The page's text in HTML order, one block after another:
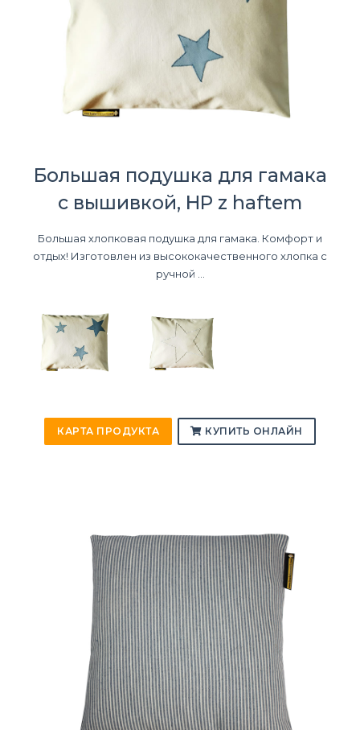
Большая подушка для гамака
с вышивкой, HP z haftem
Большая хлопковая подушка для гамака. Комфорт и
отдых! Изготовлен из высококачественного хлопка с
ручной ...
КАРТА ПРОДУКТА КУПИТЬ ОНЛАЙН